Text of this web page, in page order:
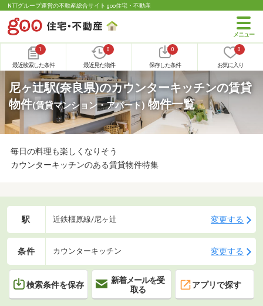
NTTグループ運営の不動産総合サイト goo住宅・不動産
1
最近検索した条件
0
最近見た物件
0
保存した条件
0
お気に入り
尼ヶ辻駅(奈良県)のカウンターキッチンの賃貸
物件(賃貸マンション・アパート)物件一覧
毎日の料理も楽しくなりそう
カウンターキッチンのある賃貸物件特集
駅 近鉄橿原線/尼ヶ辻 変更する
条件 カウンターキッチン 変更する
検索条件を保存
新着メールを受
取る
アプリで探す